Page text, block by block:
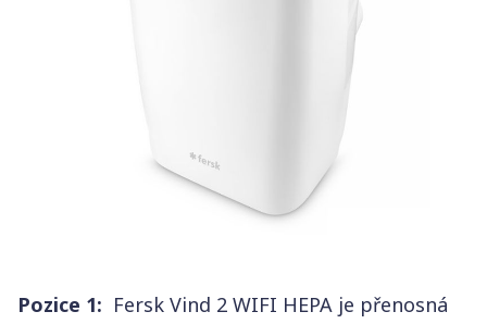
Pozice 1: Fersk Vind 2 WIFI HEPA je přenosná